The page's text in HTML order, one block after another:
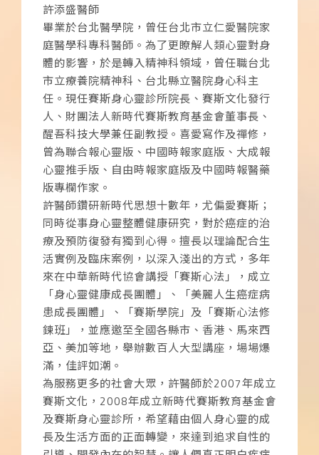
許添盛醫師
畢業於台北醫學院，曾任台北市立仁愛醫院家
庭醫學科專科醫師。為了更瞭解人類心靈對身
體的影響，於是轉入精神科領域，曾任職台北
市立療養院精神科、台北縣立醫院身心科主
任。現任賽斯身心靈診所院長、賽斯文化發行
人、財團法人新時代賽斯教育基金會董事長、
醒吾科技大學兼任副教授。喜愛寫作及禪修，
曾為聯合報心靈版、中國時報家庭版、大成報
心靈推手版、自由時報家庭版及中國時報醫藥
版專欄作家。
許醫師鑽研新時代思想十數年，尤偏愛賽斯；
同時從事身心靈整體健康研究，對於癌症的治
療及預防復發有獨到心得。擅長以理論配合生
活實例及臨床案例，以深入淺出的方式，多年
來在中華新時代協會講授「賽斯心法」，成立
「身心靈健康成長團體」、「美麗人生癌症病
患成長團體」、「賽斯學院」及「賽斯心法修
鍊班」，並應邀至全國各縣市、香港、馬來西
亞、美加等地，舉辦數百人大型講座，場場爆
滿，佳評如潮。
為服務更多的社會大眾，許醫師於2007年成立
賽斯文化， 2008年成立新時代賽斯教育基金會
及賽斯身心靈診所，希望藉由個人身心靈的成
長及生活方面的正面轉變，來達到追求自性的